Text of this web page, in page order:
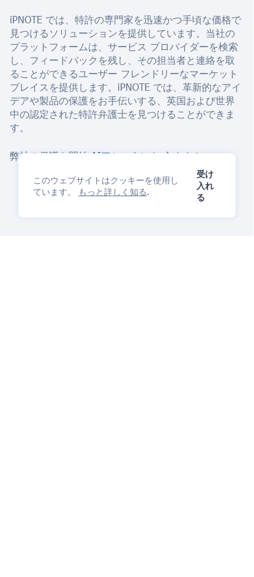
このウェブサイトはクッキーを使用し
ています。
もっと詳しく知る.
受け
入れ
る
iPNOTE では、特許の専門家を迅速かつ手頃な価格で
見つけるソリューションを提供しています。当社の
プラットフォームは、サービス プロバイダーを検索
し、フィードバックを残し、その担当者と連絡を取
ることができるユーザー フレンドリーなマーケット
プレイスを提供します。iPNOTE では、革新的なアイ
デアや製品の保護をお手伝いする、英国および世界
中の認定された特許弁護士を見つけることができま
す。
弊社の保護を開始AIアシスタント今すぐ！